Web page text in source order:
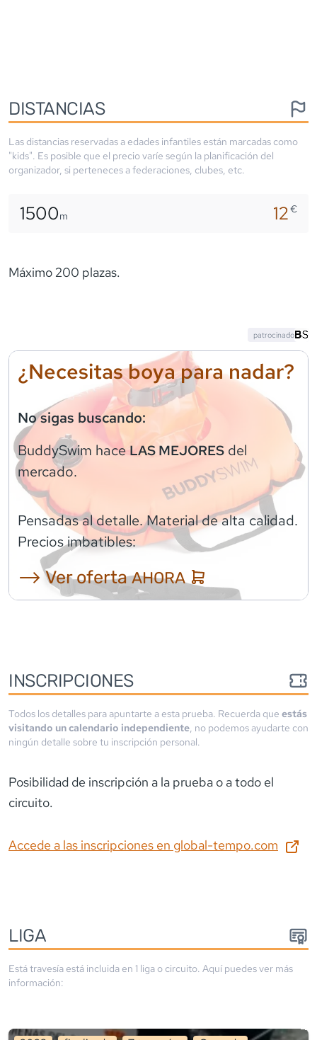
DISTANCIAS
Las distancias reservadas a edades infantiles están marcadas como
"kids". Es posible que el precio varíe según la planificación del
organizador, si perteneces a federaciones, clubes, etc.
1500m 12€
Máximo 200 plazas.
¿Necesitas boya para nadar?
No sigas buscando:
BuddySwim haceLAS MEJORES del
mercado.
Pensadas al detalle. Material de alta calidad.
Precios imbatibles:
⟶ Ver ofertaAHORA
patrocinado
INSCRIPCIONES
Todos los detalles para apuntarte a esta prueba. Recuerda que estás
visitando un calendario independiente, no podemos ayudarte con
ningún detalle sobre tu inscripción personal.
Posibilidad de inscripción a la prueba o a todo el
circuito.
Accede a las inscripciones en global-tempo.com
LIGA
Está travesía está incluida en 1 liga o circuito. Aquí puedes ver más
información: